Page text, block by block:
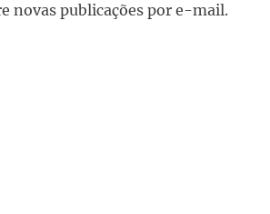
novas publicações por e-mail.